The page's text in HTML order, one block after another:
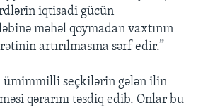
iqtisadi gücün
məhəl qoymadan vaxtının
artırılmasına sərf edir.”
ümimmilli seçkilərin gələn ilin
qərarını təsdiq edib. Onlar bu